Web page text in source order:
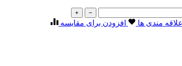
−
+
مندی ها افزودن برای مقایسه